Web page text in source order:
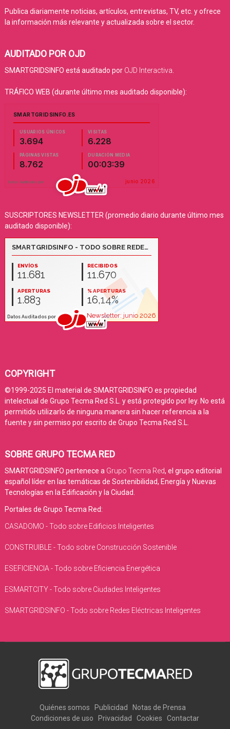
Publica diariamente noticias, artículos, entrevistas, TV, etc. y ofrece
la información más relevante y actualizada sobre el sector.
AUDITADO POR OJD
SMARTGRIDSINFO está auditado por OJD Interactiva
TRÁFICO WEB (durante último mes auditado disponible):
SUSCRIPTORES NEWSLETTER (promedio diario durante último mes
auditado disponible):
COPYRIGHT
©1999-2025 El material de SMARTGRIDSINFO es propiedad
intelectual de Grupo Tecma Red S.L. y está protegido por ley. No está
permitido utilizarlo de ninguna manera sin hacer referencia a la
fuente y sin permiso por escrito de Grupo Tecma Red S.L.
SOBRE GRUPO TECMA RED
SMARTGRIDSINFO pertenece a Grupo Tecma Red, el grupo editorial
español líder en las temáticas de Sostenibilidad, Energía y Nuevas
Tecnologías en la Edificación y la Ciudad.
Portales de Grupo Tecma Red:
CASADOMO - Todo sobre Edificios Inteligentes
CONSTRUIBLE - Todo sobre Construcción Sostenible
ESEFICIENCIA - Todo sobre Eficiencia Energética
ESMARTCITY - Todo sobre Ciudades Inteligentes
SMARTGRIDSINFO - Todo sobre Redes Eléctricas Inteligentes
Quiénes somos Publicidad
Notas de Prensa
Condiciones de uso
Privacidad Cookies Contactar